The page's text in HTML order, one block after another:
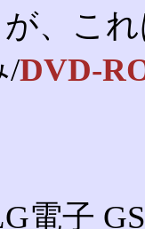
、こ
/DVD-
電子